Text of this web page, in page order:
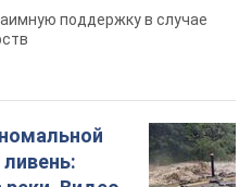
России
чемпионат